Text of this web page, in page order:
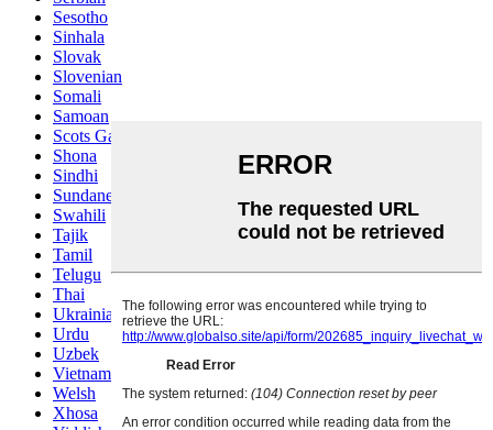
Sesotho
Sinhala
Slovak
Slovenian
Somali
Samoan
Scots Gaelic
Shona
Sindhi
Sundanese
Swahili
Tajik
Tamil
Telugu
Thai
Ukrainian
Urdu
Uzbek
Vietnamese
Welsh
Xhosa